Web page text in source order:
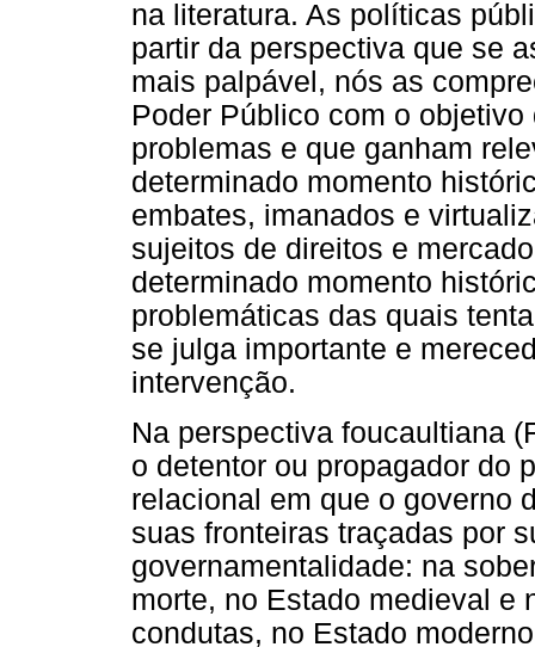
na literatura. As políticas
partir da perspectiva que se
mais palpável, nós as
Poder Público com o
problemas e que ganham
determinado momento
embates, imanados e
sujeitos de direitos e
determinado momento
problemáticas das quais
se julga importante e
intervenção.
Na perspectiva foucaultiana
o detentor ou propagador do
relacional em que o governo
suas fronteiras traçadas por
governamentalidade: na
morte, no Estado medieval e
condutas, no Estado